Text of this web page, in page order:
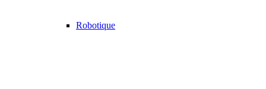
Robotique